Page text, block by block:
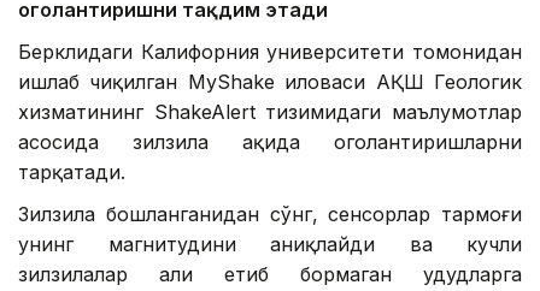
огоҳлантиришни тақдим этади
Берклидаги Калифорния университети томонидан
ишлаб чиқилган MyShake иловаси АҚШ Геологик
хизматининг ShakeAlert тизимидаги маълумотлар
асосида зилзила ҳақида огоҳлантиришларни
тарқатади.
Зилзила бошланганидан сўнг, сенсорлар тармоғи
унинг магнитудини аниқлайди ва кучли
зилзилалар ҳали етиб бормаган ҳудудларга